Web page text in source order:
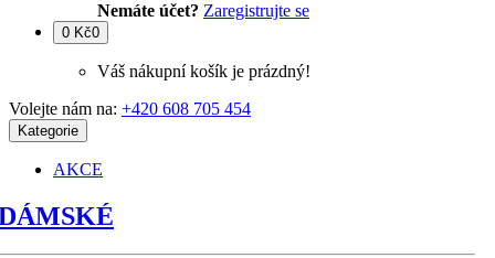
Nemáte účet? Zaregistrujte se
0 Kč0
Váš nákupní košík je prázdný!
Volejte nám na: +420 608 705 454
Kategorie
AKCE